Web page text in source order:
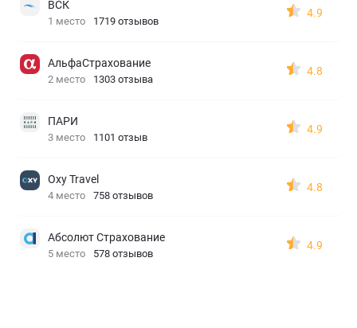
ВСК
1 место 1719 отзывов
4.9
АльфаСтрахование
2 место 1303 отзыва
4.8
ПАРИ
3 место 1101 отзыв
4.9
Oxy Travel
4 место 758 отзывов
4.8
Абсолют Страхование
5 место 578 отзывов
4.9